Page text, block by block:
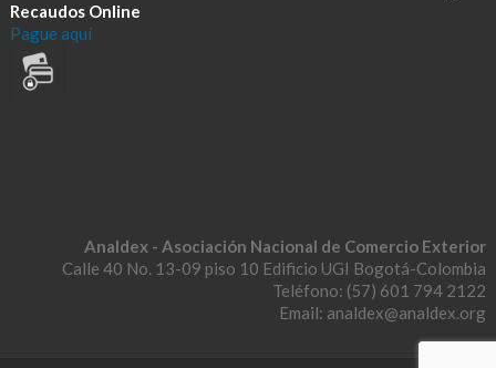
Recaudos Online
Pague aquí
Analdex - Asociación Nacional de Comercio Exterior
Calle 40 No. 13-09 piso 10 Edificio UGI Bogotá-Colombia
Teléfono: (57) 601 794 2122
Email: analdex@analdex.org